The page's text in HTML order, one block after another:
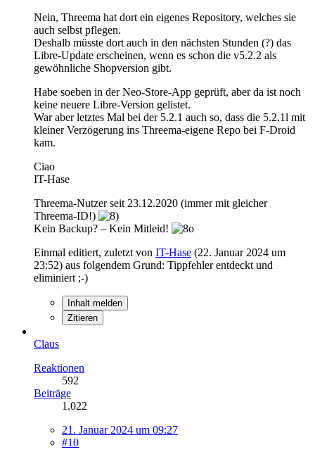
Nein, Threema hat dort ein eigenes Repository, welches sie
auch selbst pflegen.
Deshalb müsste dort auch in den nächsten Stunden (?) das
Libre-Update erscheinen, wenn es schon die v5.2.2 als
gewöhnliche Shopversion gibt.
Habe soeben in der Neo-Store-App geprüft, aber da ist noch
keine neuere Libre-Version gelistet.
War aber letztes Mal bei der 5.2.1 auch so, dass die 5.2.1l mit
kleiner Verzögerung ins Threema-eigene Repo bei F-Droid
kam.
Ciao
IT-Hase
Threema-Nutzer seit 23.12.2020 (immer mit gleicher
Threema-ID!)
Kein Backup? – Kein Mitleid!
Einmal editiert, zuletzt von IT-Hase (22. Januar 2024 um
23:52) aus folgendem Grund: Tippfehler entdeckt und
eliminiert ;-)
Inhalt melden
Zitieren
Claus
Reaktionen
592
Beiträge
1.022
21. Januar 2024 um 09:27
#10